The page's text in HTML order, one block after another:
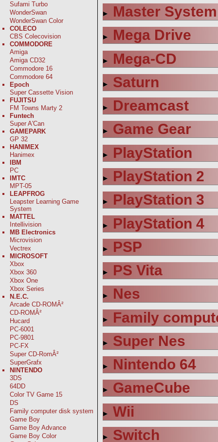
Sufami Turbo
WonderSwan
WonderSwan Color
COLECO
CBS Colecovision
COMMODORE
Amiga
Amiga CD32
Commodore 16
Commodore 64
Epoch
Super Cassette Vision
FUJITSU
FM Towns Marty 2
Funtech
Super A'Can
GAMEPARK
GP 32
HANIMEX
Hanimex
IBM
PC
IMTC
MPT-05
LEAPFROG
Leapster Learning Game
System
MATTEL
Intellivision
MB Electronics
Microvision
Vectrex
MICROSOFT
Xbox
Xbox 360
Xbox One
Xbox Series
N.E.C.
Arcade CD-ROMÂ²
CD-ROMÂ²
Hucard
PC-6001
PC-9801
PC-FX
Super CD-RomÂ²
SuperGrafx
NINTENDO
3DS
64DD
Color TV Game 15
DS
Family computer disk system
Game Boy
Game Boy Advance
Game Boy Color
Master System
Mega Drive
Mega-CD
Saturn
Dreamcast
Game Gear
PlayStation
PlayStation 2
PlayStation 3
PlayStation 4
PSP
PS Vita
Nes
Family
Super Nes
Nintendo 64
GameCube
Wii
Switch